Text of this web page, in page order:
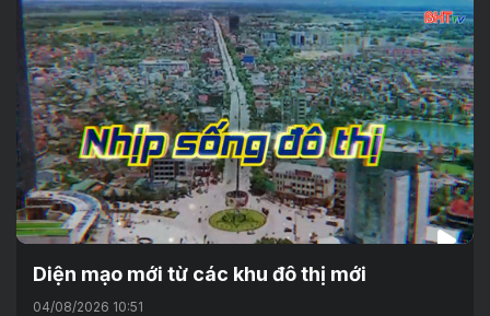
Diện mạo mới từ các khu đô thị mới
04/08/2026 10:51